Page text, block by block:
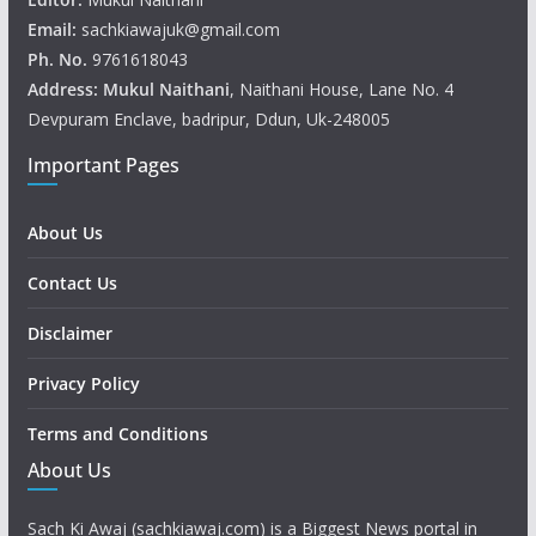
Email: sachkiawajuk@gmail.com
Ph. No. 9761618043
Address: Mukul Naithani, Naithani House, Lane No. 4
Devpuram Enclave, badripur, Ddun, Uk-248005
Important Pages
About Us
Contact Us
Disclaimer
Privacy Policy
Terms and Conditions
About Us
Sach Ki Awaj (sachkiawaj.com) is a Biggest News portal in